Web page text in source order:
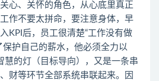
心、关怀的角色，从心底里真正
作不要太拼命，要注意身体，早
KPI后，员工很清楚“工作没有做
保护自己的薪水，他必须全力以
慧的灯（目标导向），又是一条串
财等环节全部系统串联起来。因